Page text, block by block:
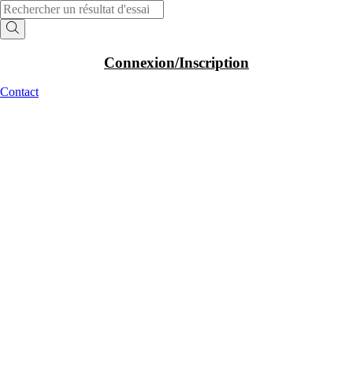
Aller
au
contenu
Recherche
de
produits
Connexion/Inscription
Contact